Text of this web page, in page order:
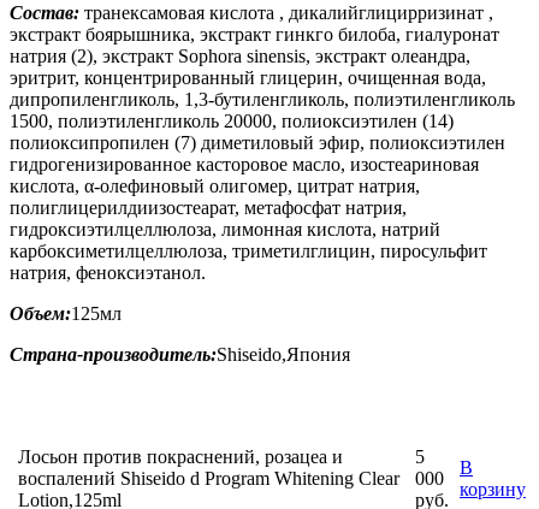
Состав: транексамовая кислота , дикалийглицирризинат ,
экстракт боярышника, экстракт гинкго билоба, гиалуронат
натрия (2), экстракт Sophora sinensis, экстракт олеандра,
эритрит, концентрированный глицерин, очищенная вода,
дипропиленгликоль, 1,3-бутиленгликоль, полиэтиленгликоль
1500, полиэтиленгликоль 20000, полиоксиэтилен (14)
полиоксипропилен (7) диметиловый эфир, полиоксиэтилен
гидрогенизированное касторовое масло, изостеариновая
кислота, α-олефиновый олигомер, цитрат натрия,
полиглицерилдиизостеарат, метафосфат натрия,
гидроксиэтилцеллюлоза, лимонная кислота, натрий
карбоксиметилцеллюлоза, триметилглицин, пиросульфит
натрия, феноксиэтанол.
Объем:125мл
Страна-производитель:Shiseido,Япония
Лосьон против покраснений, розацеа и
воспалений Shiseido d Program Whitening Clear
Lotion,125ml
5
000
руб.
В
корзину